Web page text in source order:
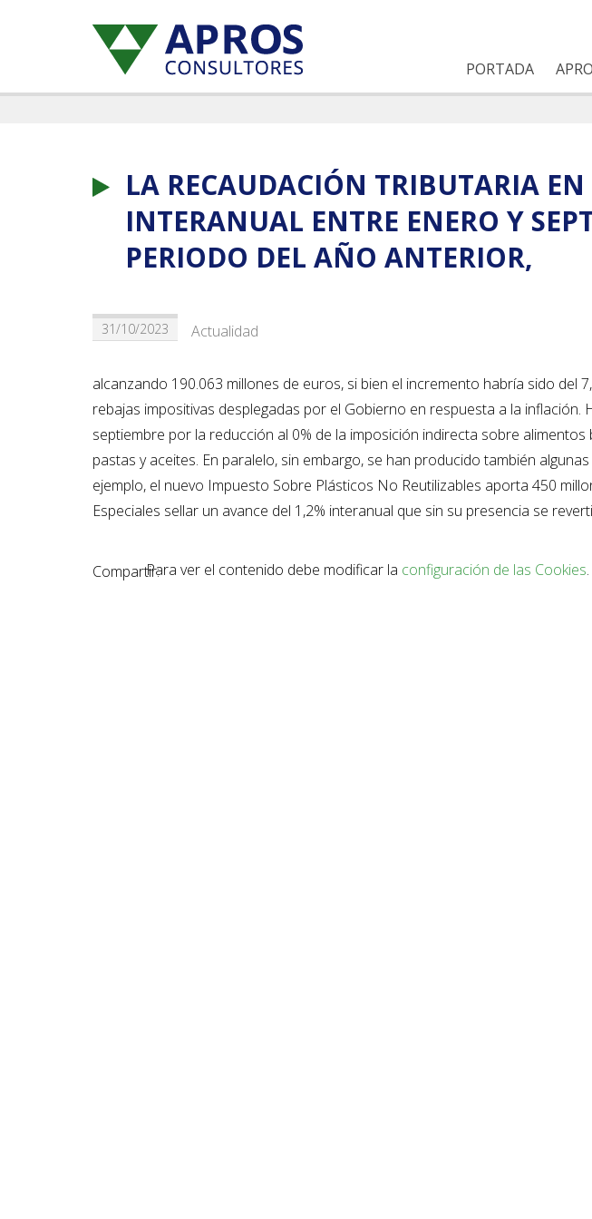
PORTADA
LA RECAUDACIÓN TRIBUTARIA
INTERANUAL ENTRE ENERO Y
PERIODO DEL AÑO ANTERIOR,
31/10/2023 Actualidad
alcanzando 190.063 millones de euros, si bien el incremento habría sido del
rebajas impositivas desplegadas por el Gobierno en respuesta a la inflación.
septiembre por la reducción al 0% de la imposición indirecta sobre alimentos
pastas y aceites. En paralelo, sin embargo, se han producido también
ejemplo, el nuevo Impuesto Sobre Plásticos No Reutilizables aporta 450
Especiales sellar un avance del 1,2% interanual que sin su presencia se
Compartir:Para ver el contenido debe modificar la configuración de las Cookies.